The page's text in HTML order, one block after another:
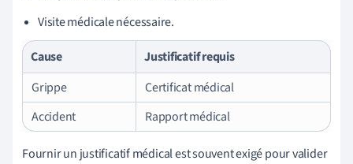
Visite médicale nécessaire.
Cause
Justificatif requis
Grippe
Certificat médical
Accident
Rapport médical
Fournir un justificatif médical est souvent exigé pour valider